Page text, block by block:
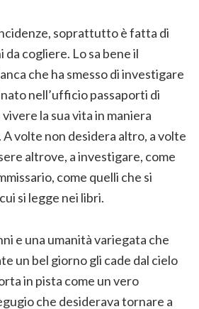
soprattutto è fatta di
da cogliere. Lo sa bene il
che ha smesso di investigare
nell’ufficio passaporti di
la sua vita in maniera
volte non desidera altro, a volte
altrove, a investigare, come
come quelli che si
si legge nei libri.
e una umanità variegata che
un bel giorno gli cade dal cielo
in pista come un vero
che desiderava tornare a